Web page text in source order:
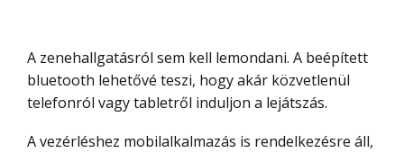
A zenehallgatásról sem kell lemondani. A beépített
bluetooth lehetővé teszi, hogy akár közvetlenül
telefonról vagy tabletről induljon a lejátszás.
A vezérléshez mobilalkalmazás is rendelkezésre áll,